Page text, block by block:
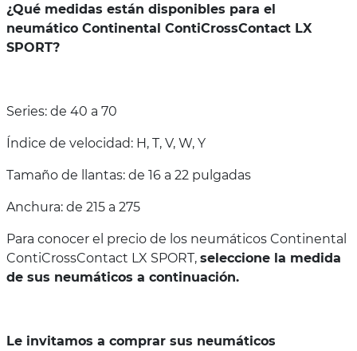
¿Qué medidas están disponibles para el
neumático Continental ContiCrossContact LX
SPORT?
Series: de 40 a 70
Índice de velocidad: H, T, V, W, Y
Tamaño de llantas: de 16 a 22 pulgadas
Anchura: de 215 a 275
Para conocer el precio de los neumáticos Continental
ContiCrossContact LX SPORT, seleccione la medida
de sus neumáticos a continuación.
Le invitamos a comprar sus neumáticos